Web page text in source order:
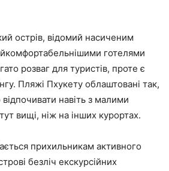
острів, відомий насиченим
готелями
розваг для туристів, проте є
Пляжі Пхукету облаштовані так,
навіть з малими
вищі, ніж на інших курортах.
прихильникам активного
безліч екскурсійних